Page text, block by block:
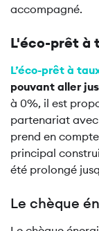
accompagné.
L'éco-prêt à
L’éco-prêt à
pouvant aller
à 0%, il est
partenariat avec
prend en
principal
été prolongé
Le chèque